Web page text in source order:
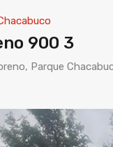
900 3
Parque